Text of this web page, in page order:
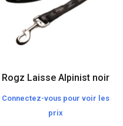
Rogz Laisse Alpinist noir
Connectez-vous pour voir les
prix